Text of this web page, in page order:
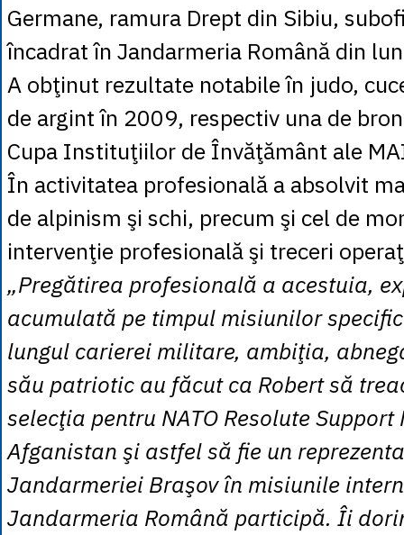
Germane, ramura Drept din Sibiu,
încadrat în Jandarmeria Română din
A obţinut rezultate notabile în judo,
de argint în 2009, respectiv una de
Cupa Instituţiilor de Învăţământ ale
În activitatea profesională a absolvit
de alpinism şi schi, precum şi cel de
intervenţie profesională şi treceri
„Pregătirea profesională a acestuia,
acumulată pe timpul misiunilor
lungul carierei militare, ambiţia,
său patriotic au făcut ca Robert să
selecţia pentru NATO Resolute
Afganistan şi astfel să fie un
Jandarmeriei Braşov în misiunile
Jandarmeria Română participă. Îi